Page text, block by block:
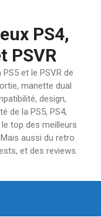
PS4,
PSVR
et le PSVR de
manette dual
design,
de la PS5, PS4,
top des meilleurs
aussi du retro
et des reviews.